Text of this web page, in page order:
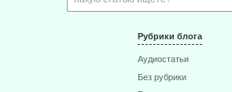
Рубрики блога
Аудиостатьи
Без рубрики